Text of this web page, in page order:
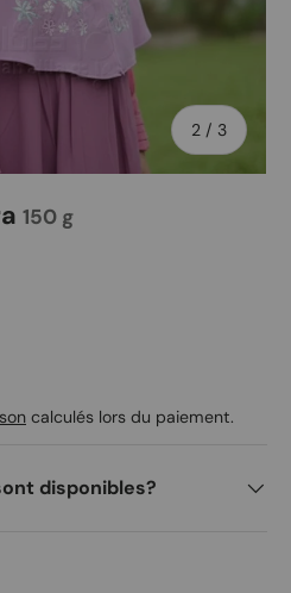
2 / de
3
150 g
calculés lors du paiement.
disponibles?